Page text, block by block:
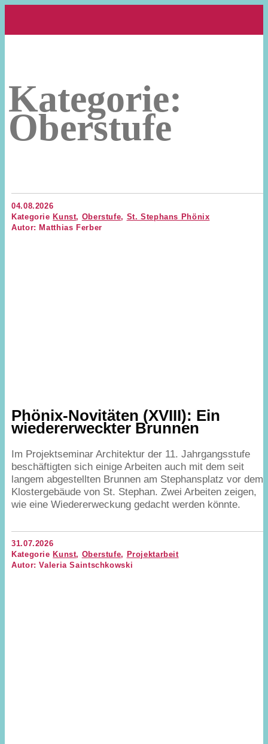
Kategorie:
Oberstufe
04.08.2026
Kategorie Kunst, Oberstufe, St. Stephans Phönix
Autor: Matthias Ferber
Phönix-Novitäten (XVIII): Ein
wiedererweckter Brunnen
Im Projektseminar Architektur der 11. Jahrgangsstufe
beschäftigten sich einige Arbeiten auch mit dem seit
langem abgestellten Brunnen am Stephansplatz vor dem
Klostergebäude von St. Stephan. Zwei Arbeiten zeigen,
wie eine Wiedererweckung gedacht werden könnte.
31.07.2026
Kategorie Kunst, Oberstufe,
Projektarbeit
Autor: Valeria Saintschkowski